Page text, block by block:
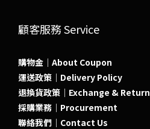
顧客服務 Service
購物金｜About Coupon
運送政策｜Delivery Policy
退換貨政策｜Exchange & Return
採購業務｜Procurement
聯絡我們｜Contact Us